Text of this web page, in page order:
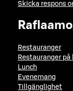
Skicka respons
Restauranger
Restauranger på
Lunch
Evenemang
Tillgänglighet